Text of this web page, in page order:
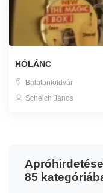
HÓLÁNC
Balatonföldvár
Scheich János
85